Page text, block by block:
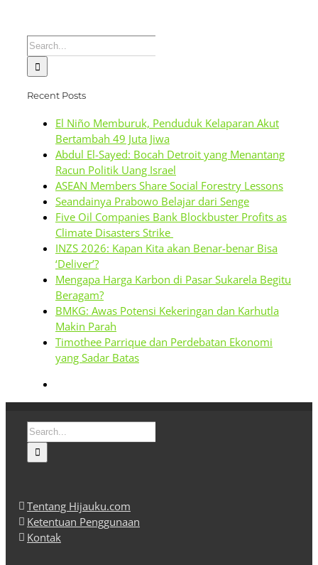
Search
for:
Recent Posts
El Niño Memburuk, Penduduk Kelaparan Akut
Bertambah 49 Juta Jiwa
Abdul El-Sayed: Bocah Detroit yang Menantang
Racun Politik Uang Israel
ASEAN Members Share Social Forestry Lessons
Seandainya Prabowo Belajar dari Senge
Five Oil Companies Bank Blockbuster Profits as
Climate Disasters Strike
INZS 2026: Kapan Kita akan Benar-benar Bisa
‘Deliver’?
Mengapa Harga Karbon di Pasar Sukarela Begitu
Beragam?
BMKG: Awas Potensi Kekeringan dan Karhutla
Makin Parah
Timothee Parrique dan Perdebatan Ekonomi
yang Sadar Batas
Search
for:
Tentang Hijauku.com
Ketentuan Penggunaan
Kontak